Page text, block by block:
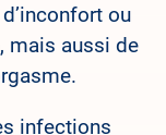
ou
mais aussi de
infections